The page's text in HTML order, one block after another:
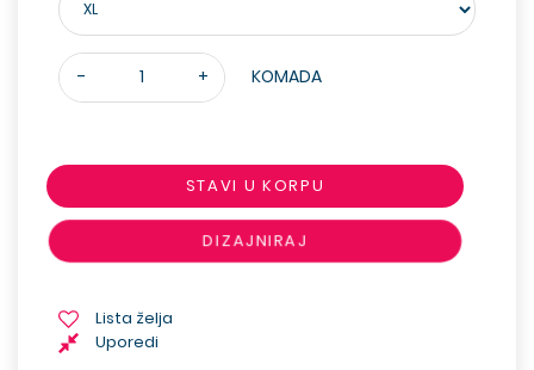
- + KOMADA
STAVI U KORPU
DIZAJNIRAJ
Lista želja
Uporedi